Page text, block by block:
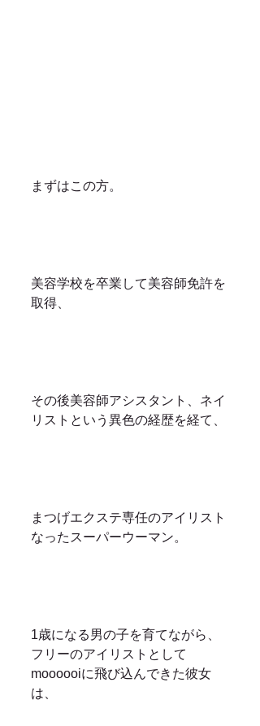
まずはこの方。
美容学校を卒業して美容師免許を
取得、
その後美容師アシスタント、ネイ
リストという異色の経歴を経て、
まつげエクステ専任のアイリスト
なったスーパーウーマン。
1歳になる男の子を育てながら、
フリーのアイリストとして
moooooiに飛び込んできた彼女
は、